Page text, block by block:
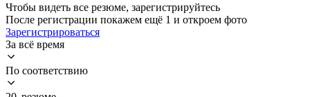
Чтобы видеть все резюме, зарегистрируйтесь
После регистрации покажем ещё 1 и откроем фото
Зарегистрироваться
За всё время
По соответствию